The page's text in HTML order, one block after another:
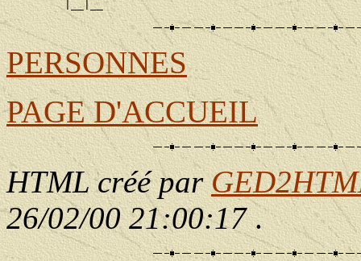
PERSONNES
PAGE D'ACCUEIL
HTML créé par
26/02/00 21:00:17.